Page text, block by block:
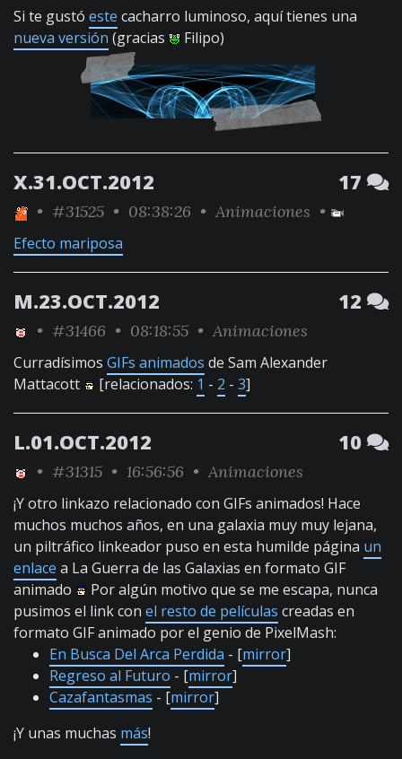
Si te gustó este cacharro luminoso, aquí tienes una
nueva versión (gracias Filipo)
X.31.OCT.2012 17
• #31525 • 08:38:26 • Animaciones •
Efecto mariposa
M.23.OCT.2012 12
• #31466 • 08:18:55 • Animaciones
Curradísimos GIFs animados de Sam Alexander
Mattacott
[relacionados: 1 - 2 - 3]
L.01.OCT.2012 10
• #31315 • 16:56:56 • Animaciones
¡Y otro linkazo relacionado con GIFs animados! Hace
muchos muchos años, en una galaxia muy muy lejana,
un piltráfico linkeador puso en esta humilde página un
enlace a La Guerra de las Galaxias en formato GIF
animado
Por algún motivo que se me escapa, nunca
pusimos el link con el resto de películas creadas en
formato GIF animado por el genio de PixelMash:
En Busca Del Arca Perdida - [mirror]
Regreso al Futuro - [mirror]
Cazafantasmas - [mirror]
¡Y unas muchas más!